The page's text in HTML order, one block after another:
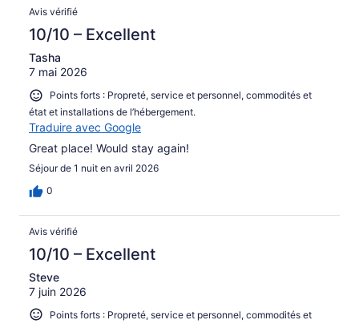
Avis vérifié
10/10 – Excellent
Tasha
7 mai 2026
Points forts : Propreté, service et personnel, commodités et
état et installations de l’hébergement.
Traduire avec Google
Great place! Would stay again!
Séjour de 1 nuit en avril 2026
0
Avis vérifié
10/10 – Excellent
Steve
7 juin 2026
Points forts : Propreté, service et personnel, commodités et